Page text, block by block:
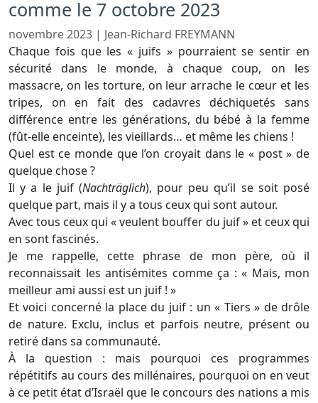
comme le 7 octobre 2023
novembre 2023 | Jean-Richard FREYMANN
Chaque fois que les « juifs » pourraient se sentir en
sécurité dans le monde, à chaque coup, on les
massacre, on les torture, on leur arrache le cœur et les
tripes, on en fait des cadavres déchiquetés sans
différence entre les générations, du bébé à la femme
(fût-elle enceinte), les vieillards… et même les chiens !
Quel est ce monde que l’on croyait dans le « post » de
quelque chose ?
Il y a le juif (Nachträglich), pour peu qu’il se soit posé
quelque part, mais il y a tous ceux qui sont autour.
Avec tous ceux qui « veulent bouffer du juif » et ceux qui
en sont fascinés.
Je me rappelle, cette phrase de mon père, où il
reconnaissait les antisémites comme ça : « Mais, mon
meilleur ami aussi est un juif ! »
Et voici concerné la place du juif : un « Tiers » de drôle
de nature. Exclu, inclus et parfois neutre, présent ou
retiré dans sa communauté.
À la question : mais pourquoi ces programmes
répétitifs au cours des millénaires, pourquoi on en veut
à ce petit état d’Israël que le concours des nations a mis